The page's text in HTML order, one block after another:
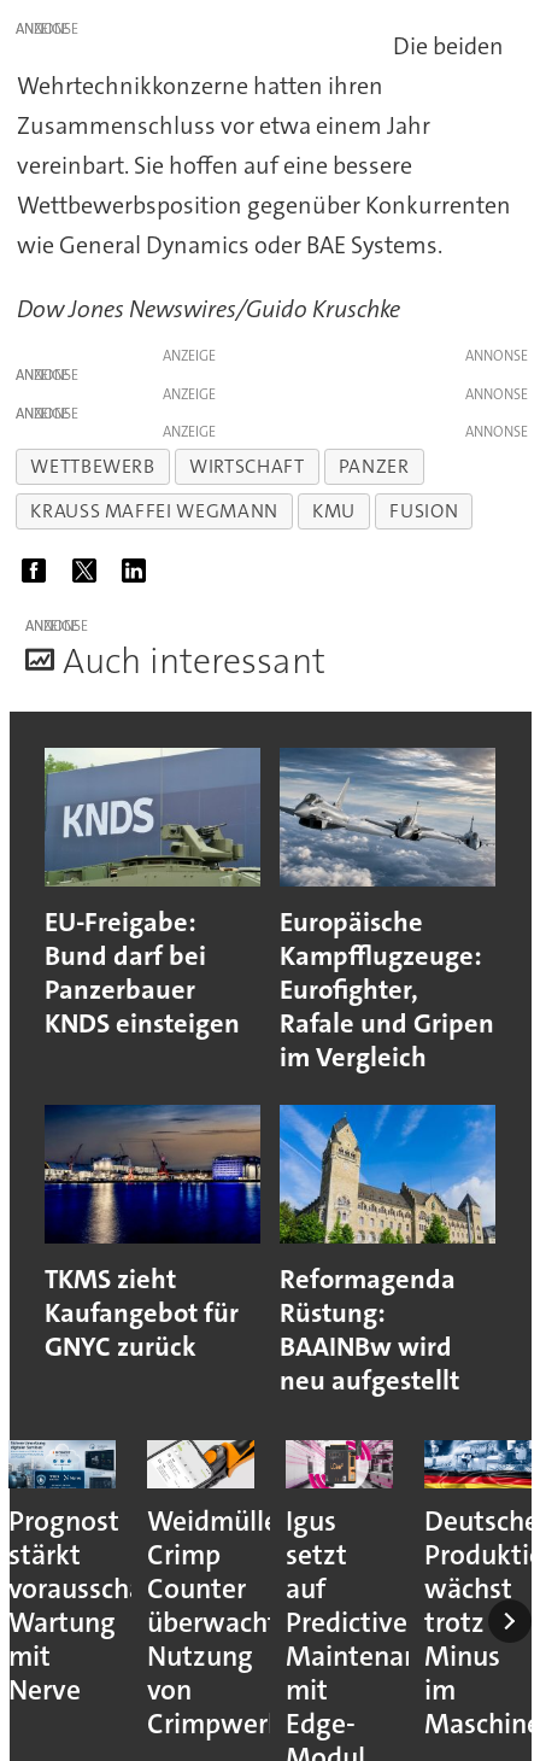
ANZEIGE
Die beiden
Wehrtechnikkonzerne hatten ihren
Zusammenschluss vor etwa einem Jahr
vereinbart. Sie hoffen auf eine bessere
Wettbewerbsposition gegenüber Konkurrenten
wie General Dynamics oder BAE Systems.
Dow Jones Newswires/Guido Kruschke
ANZEIGE
ANZEIGE
ANZEIGE
ANZEIGE
ANZEIGE
WETTBEWERB WIRTSCHAFT
PANZER
KRAUSS MAFFEI WEGMANN
KMU FUSION
ANZEIGE
Auch interessant
EU-Freigabe:
Bund darf bei
Panzerbauer
KNDS einsteigen
Europäische
Kampfflugzeuge:
Eurofighter,
Rafale und Gripen
im Vergleich
TKMS zieht
Kaufangebot für
GNYC zurück
Reformagenda
Rüstung:
BAAINBw wird
neu aufgestellt
Prognost
stärkt
vorausschauende
Wartung
mit
Nerve
Weidmüller:
Crimp
Counter
überwacht
Nutzung
von
Crimpwerkzeugen
Igus
setzt
auf
Predictive
Maintenance
mit
Edge-
Deutsche
wächst
trotz
Minus
im